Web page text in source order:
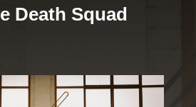
Death Squad